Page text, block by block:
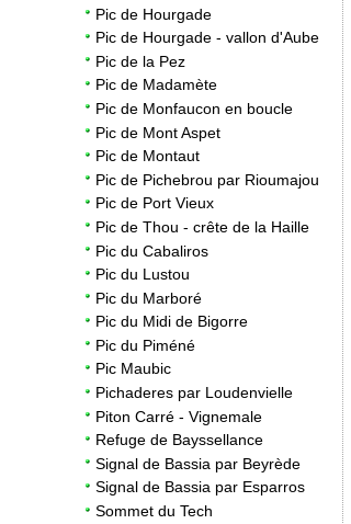
Pic de Hourgade
Pic de Hourgade - vallon d'Aube
Pic de la Pez
Pic de Madamète
Pic de Monfaucon en boucle
Pic de Mont Aspet
Pic de Montaut
Pic de Pichebrou par Rioumajou
Pic de Port Vieux
Pic de Thou - crête de la Haille
Pic du Cabaliros
Pic du Lustou
Pic du Marboré
Pic du Midi de Bigorre
Pic du Piméné
Pic Maubic
Pichaderes par Loudenvielle
Piton Carré - Vignemale
Refuge de Bayssellance
Signal de Bassia par Beyrède
Signal de Bassia par Esparros
Sommet du Tech